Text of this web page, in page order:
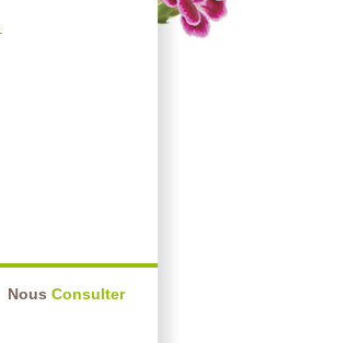
Nous Consulter